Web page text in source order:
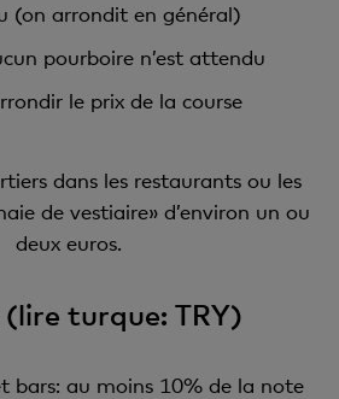
(on arrondit en général)
pourboire n’est attendu
le prix de la course
dans les restaurants ou les
de vestiaire» d’environ un ou
deux euros.
turque: TRY)
bars: au moins 10% de la note